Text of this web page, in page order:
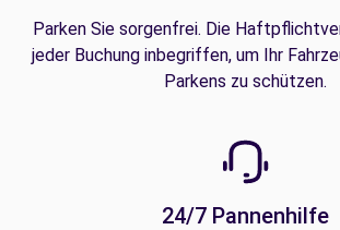
Parken Sie sorgenfrei. Die
jeder Buchung inbegriffen, um Ihr
Parkens zu schützen.
24/7 Pannenhilfe